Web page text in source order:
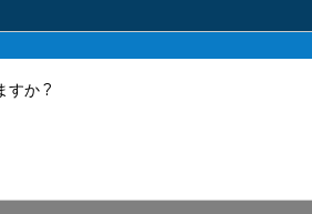
すか ?